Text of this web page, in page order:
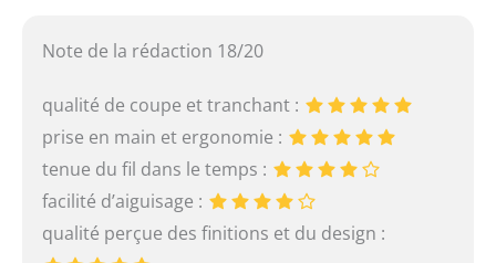
Note de la rédaction 18/20
qualité de coupe et tranchant :
prise en main et ergonomie :
tenue du fil dans le temps :
facilité d’aiguisage :
qualité perçue des finitions et du design :